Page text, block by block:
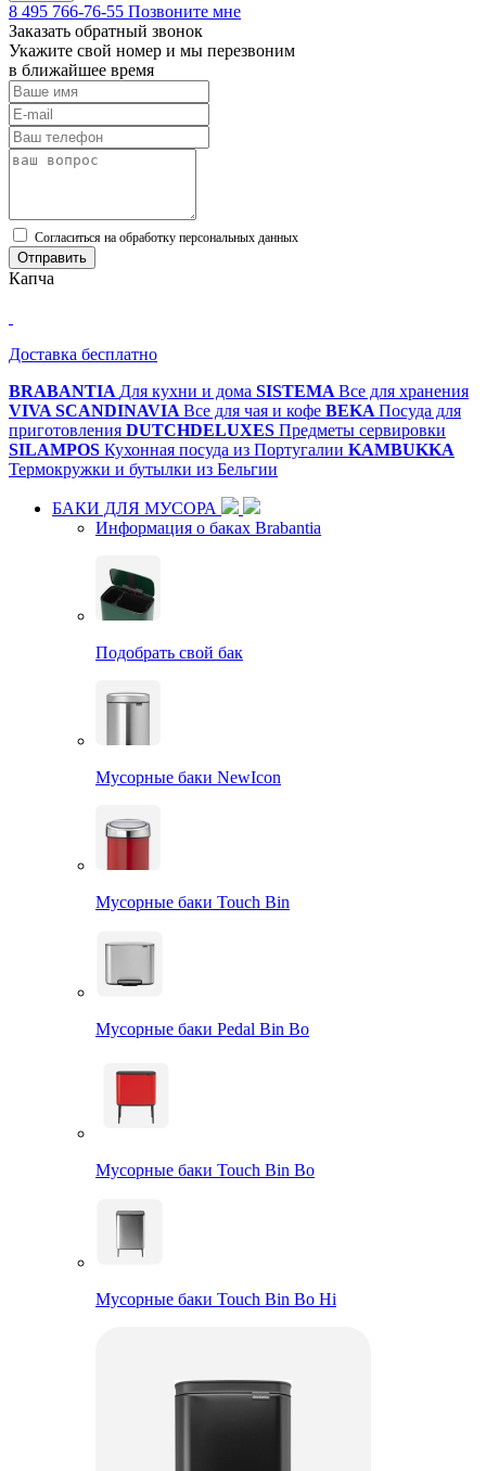
8 495 766-76-55 Позвоните мне
Заказать обратный звонок
Укажите свой номер и мы перезвоним
в ближайшее время
Cогласиться на обработку персональных данных
Отправить
Капча
Доставка бесплатно
BRABANTIA Для кухни и дома SISTEMA Все для хранения
VIVA SCANDINAVIA Все для чая и кофе BEKA Посуда для
приготовления DUTCHDELUXES Предметы сервировки
SILAMPOS Кухонная посуда из Португалии KAMBUKKA
Термокружки и бутылки из Бельгии
БАКИ ДЛЯ МУСОРА
Информация о баках Brabantia
Подобрать свой бак
Мусорные баки NewIcon
Мусорные баки Touch Bin
Мусорные баки Pedal Bin Bo
Мусорные баки Touch Bin Bo
Мусорные баки Touch Bin Bo Hi